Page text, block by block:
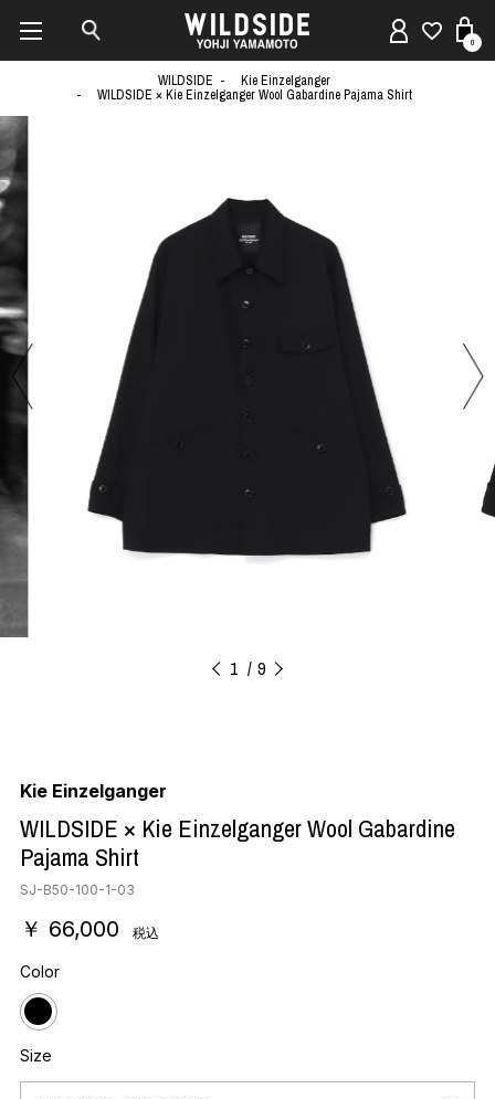
0
WILDSIDE
Kie Einzelganger
WILDSIDE × Kie Einzelganger Wool Gabardine Pajama Shirt
1 9
Kie Einzelganger
WILDSIDE × Kie Einzelganger Wool Gabardine
Pajama Shirt
SJ-B50-100-1-03
￥ 66,000 税込
Color
Size